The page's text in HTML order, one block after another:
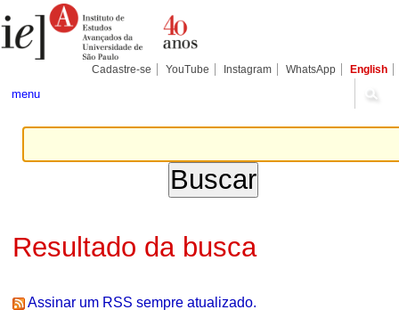
para
conteúdo.
Pessoais
Cadastre-se YouTube Instagram WhatsApp English
menu
Resultado da busca
Assinar um RSS sempre atualizado.